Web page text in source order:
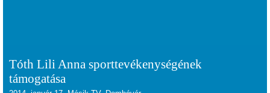
Tóth Lili Anna sporttevékenységének
támogatása